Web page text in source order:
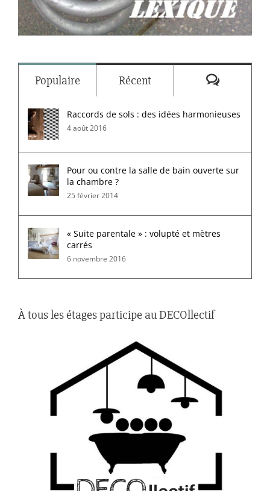
Populaire Récent
Raccords de sols : des idées harmonieuses
4 août 2016
Pour ou contre la salle de bain ouverte sur
la chambre ?
25 février 2014
« Suite parentale » : volupté et mètres
carrés
6 novembre 2016
À tous les étages participe au DECOllectif